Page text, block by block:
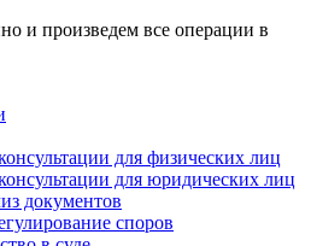
и произведем все операции в
для физических лиц
для юридических лиц
документов
споров